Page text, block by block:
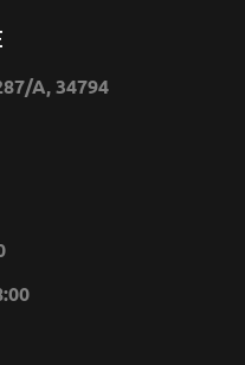
A, 34794